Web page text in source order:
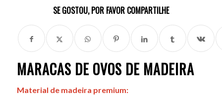
SE GOSTOU, POR FAVOR COMPARTILHE
MARACAS DE OVOS DE MADEIRA
Material de madeira premium: